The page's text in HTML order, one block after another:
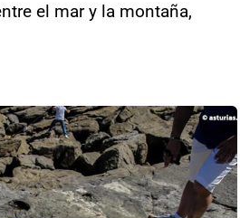
el mar y la montaña,